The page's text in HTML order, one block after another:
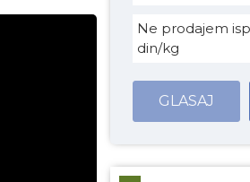
Ne prodajem
din/kg
GLASAJ